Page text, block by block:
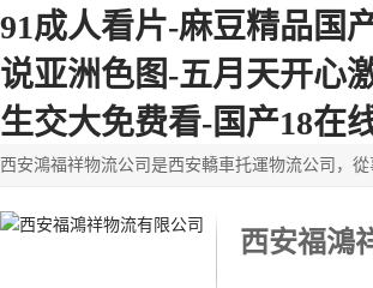
91成人看片-麻豆精品国
说亚洲色图-五月天开心
生交大免费看-国产18在
西安福鴻